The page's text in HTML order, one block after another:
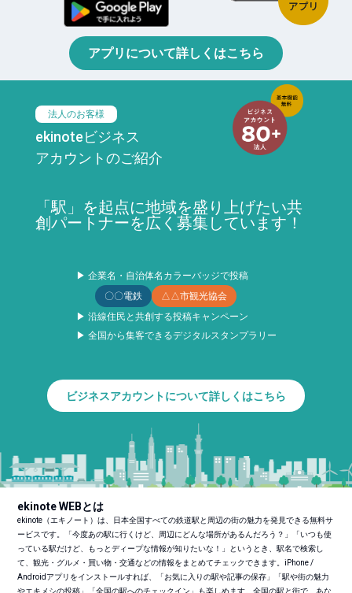
アプリについて詳しくはこちら
法人のお客様
ekinoteビジネス
アカウントのご紹介
「駅」を起点に地域を盛り上げたい共
創パートナーを広く募集しています！
▶ 企業名・自治体名カラーバッジで投稿
〇〇電鉄
△△市観光協会
▶ 沿線住民と共創する投稿キャンペーン
▶ 全国から集客できるデジタルスタンプラリー
ビジネスアカウントについて詳しくはこちら
ekinote WEBとは
ekinote（エキノート）は、日本全国すべての鉄道駅と周辺の街の魅力を発見できる無料サ
ービスです。「今度あの駅に行くけど、周辺にどんな場所があるんだろう？」「いつも使
っている駅だけど、もっとディープな情報が知りたいな！」というとき、駅名で検索し
て、観光・グルメ・買い物・交通などの情報をまとめてチェックできます。iPhone /
Androidアプリをインストールすれば、「お気に入りの駅や記事の保存」「駅や街の魅力
やエキメシの投稿」「全国の駅へのチェックイン」も楽しめます。全国の駅と街で、あな